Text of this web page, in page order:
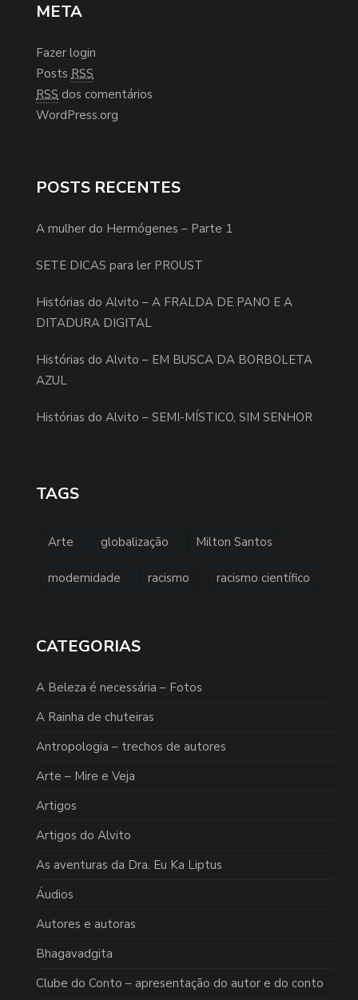
META
Fazer login
Posts RSS
RSS dos comentários
WordPress.org
POSTS RECENTES
A mulher do Hermógenes – Parte 1
SETE DICAS para ler PROUST
Histórias do Alvito – A FRALDA DE PANO E A
DITADURA DIGITAL
Histórias do Alvito – EM BUSCA DA BORBOLETA
AZUL
Histórias do Alvito – SEMI-MÍSTICO, SIM SENHOR
TAGS
Arte globalização Milton Santos
modernidade racismo racismo científico
CATEGORIAS
A Beleza é necessária – Fotos
A Rainha de chuteiras
Antropologia – trechos de autores
Arte – Mire e Veja
Artigos
Artigos do Alvito
As aventuras da Dra. Eu Ka Liptus
Áudios
Autores e autoras
Bhagavadgita
Clube do Conto – apresentação do autor e do conto